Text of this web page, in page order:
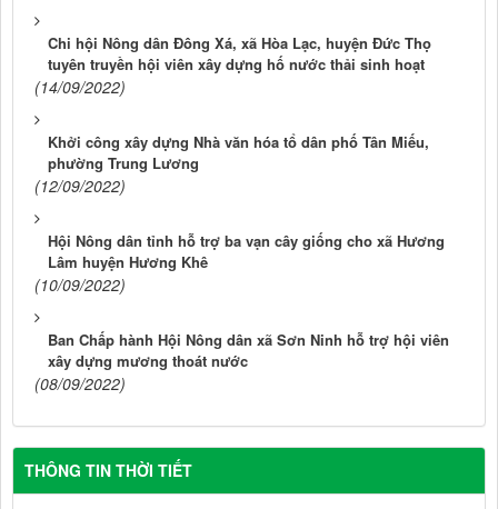
Chi hội Nông dân Đông Xá, xã Hòa Lạc, huyện Đức Thọ
tuyên truyền hội viên xây dựng hố nước thải sinh hoạt
(14/09/2022)
Khởi công xây dựng Nhà văn hóa tổ dân phố Tân Miếu,
phường Trung Lương
(12/09/2022)
Hội Nông dân tỉnh hỗ trợ ba vạn cây giống cho xã Hương
Lâm huyện Hương Khê
(10/09/2022)
Ban Chấp hành Hội Nông dân xã Sơn Ninh hỗ trợ hội viên
xây dựng mương thoát nước
(08/09/2022)
THÔNG TIN THỜI TIẾT